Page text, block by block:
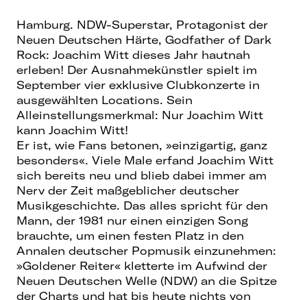
Hamburg. NDW-Superstar, Protagonist der
Neuen Deutschen Härte, Godfather of Dark
Rock: Joachim Witt dieses Jahr hautnah
erleben! Der Ausnahmekünstler spielt im
September vier exklusive Clubkonzerte in
ausgewählten Locations. Sein
Alleinstellungsmerkmal: Nur Joachim Witt
kann Joachim Witt!
Er ist, wie Fans betonen, »einzigartig, ganz
besonders«. Viele Male erfand Joachim Witt
sich bereits neu und blieb dabei immer am
Nerv der Zeit maßgeblicher deutscher
Musikgeschichte. Das alles spricht für den
Mann, der 1981 nur einen einzigen Song
brauchte, um einen festen Platz in den
Annalen deutscher Popmusik einzunehmen:
»Goldener Reiter« kletterte im Aufwind der
Neuen Deutschen Welle (NDW) an die Spitze
der Charts und hat bis heute nichts von